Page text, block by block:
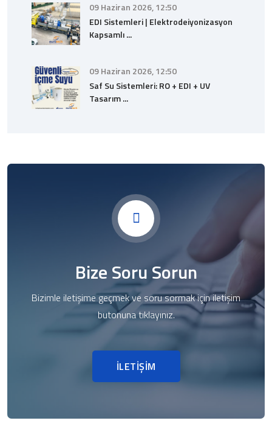
09 Haziran 2026, 12:50
EDI Sistemleri | Elektrodeiyonizasyon
Kapsamlı ...
09 Haziran 2026, 12:50
Saf Su Sistemleri: RO + EDI + UV
Tasarım ...
Bize Soru Sorun
Bizimle iletişime geçmek ve soru sormak için iletişim
butonuna tıklayınız.
İLETİŞİM